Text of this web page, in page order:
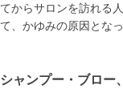
てからサロンを訪れる
て、かゆみの原因とな
シャンプー・ブロー